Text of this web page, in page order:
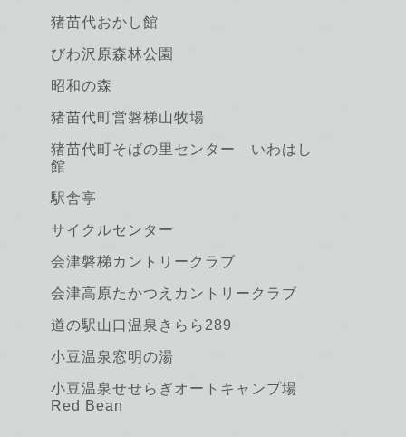
猪苗代おかし館
びわ沢原森林公園
昭和の森
猪苗代町営磐梯山牧場
猪苗代町そばの里センター いわはし
館
駅舎亭
サイクルセンター
会津磐梯カントリークラブ
会津高原たかつえカントリークラブ
道の駅山口温泉きらら289
小豆温泉窓明の湯
小豆温泉せせらぎオートキャンプ場
Red Bean